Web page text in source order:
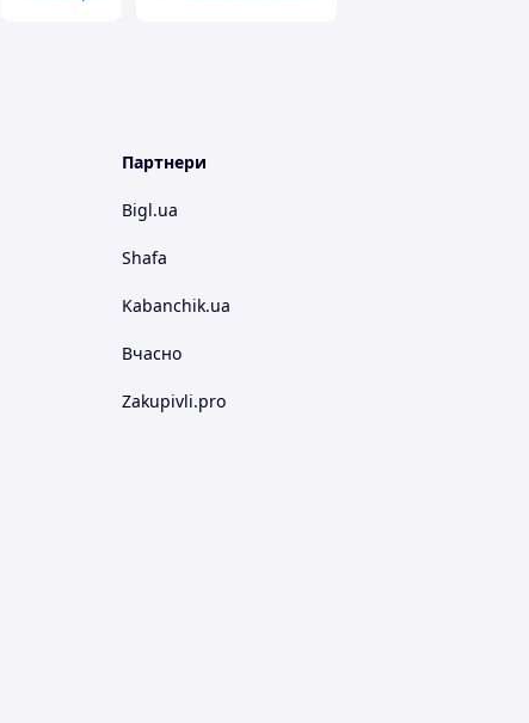
Партнери
Bigl.ua
Shafa
Kabanchik.ua
Вчасно
Zakupivli.pro